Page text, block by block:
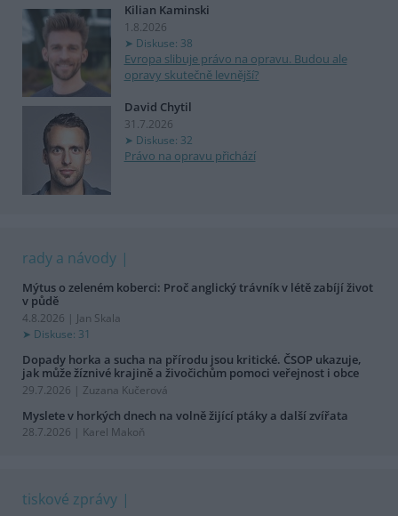
Kilian Kaminski
1.8.2026
Diskuse: 38
Evropa slibuje právo na opravu. Budou ale
opravy skutečně levnější?
David Chytil
31.7.2026
Diskuse: 32
Právo na opravu přichází
rady a návody
Mýtus o zeleném koberci: Proč anglický trávník v létě zabíjí život
v půdě
4.8.2026 | Jan Skala
Diskuse: 31
Dopady horka a sucha na přírodu jsou kritické. ČSOP ukazuje,
jak může žíznivé krajině a živočichům pomoci veřejnost i obce
29.7.2026 | Zuzana Kučerová
Myslete v horkých dnech na volně žijící ptáky a další zvířata
28.7.2026 | Karel Makoň
tiskové zprávy